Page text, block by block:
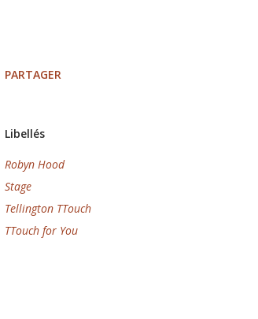
PARTAGER
Libellés
Robyn Hood
Stage
Tellington TTouch
TTouch for You